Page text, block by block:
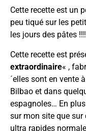
Cette recette est un
peu tiqué sur les
les jours des pâtes !!!!
Cette recette est
extraordinaire« ,
´elles sont en vente
Bilbao et dans
espagnoles… En
sur mon site que sur
ultra rapides